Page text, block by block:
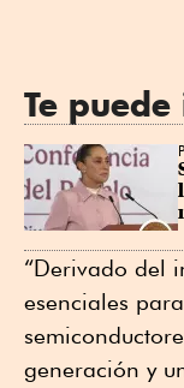
Te
“Derivado del
esenciales
generación y